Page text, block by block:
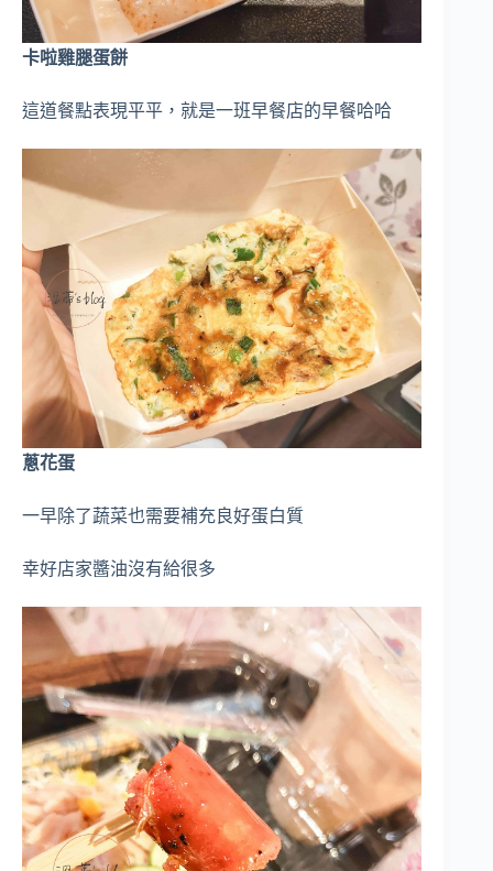
卡啦雞腿蛋餅
這道餐點表現平平，就是一班早餐店的早餐哈哈
蔥花蛋
一早除了蔬菜也需要補充良好蛋白質
幸好店家醬油沒有給很多